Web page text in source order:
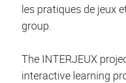
les pratiques de jeux
group.
The INTERJEUX
interactive learning